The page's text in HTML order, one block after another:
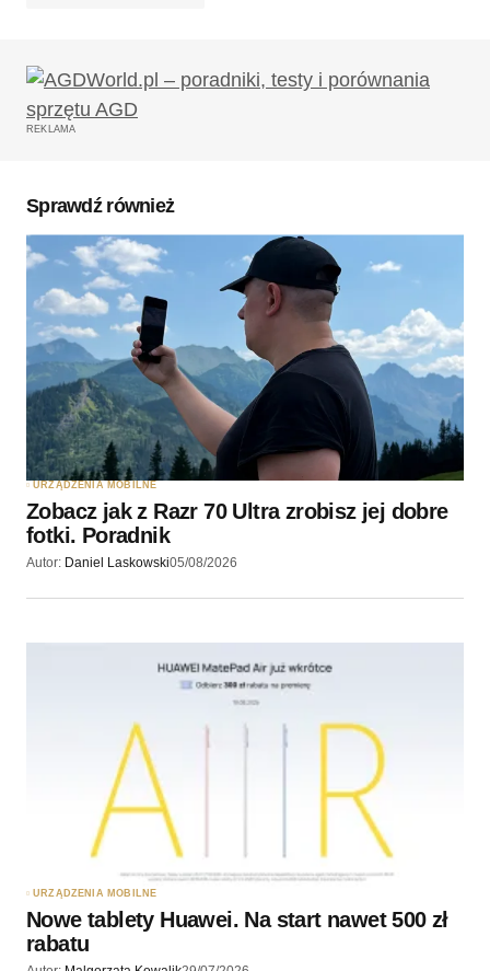
Twój adres email nie zostanie opublikowany.
Wymagane pola są oznaczone
Twoję imię*
Twój adres e-mail
Zapamiętaj moje dane w tej przeglądarce podczas
pisania kolejnych komentarzy.
Wyślij komentarz
REKLAMA
Sprawdź również
URZĄDZENIA MOBILNE
Zobacz jak z Razr 70 Ultra zrobisz jej dobre
fotki. Poradnik
Autor: Daniel Laskowski05/08/2026
URZĄDZENIA MOBILNE
Nowe tablety Huawei. Na start nawet 500 zł
rabatu